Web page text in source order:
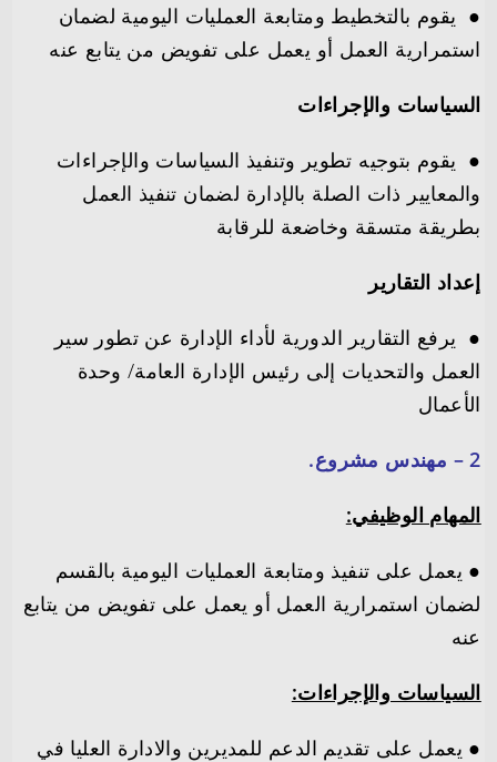
● يقوم بالتخطيط ومتابعة العمليات اليومية لضمان
استمرارية العمل أو يعمل على تفويض من يتابع عنه
السياسات والإجراءات
● يقوم بتوجيه تطوير وتنفيذ السياسات والإجراءات
والمعايير ذات الصلة بالإدارة لضمان تنفيذ العمل
بطريقة متسقة وخاضعة للرقابة
إعداد التقارير
● يرفع التقارير الدورية لأداء الإدارة عن تطور سير
العمل والتحديات إلى رئيس الإدارة العامة/ وحدة
الأعمال
المهام الوظيفي:
● يعمل على تنفيذ ومتابعة العمليات اليومية بالقسم
لضمان استمرارية العمل أو يعمل على تفويض من يتابع
عنه
السياسات والإجراءات:
● يعمل على تقديم الدعم للمديرين والادارة العليا في